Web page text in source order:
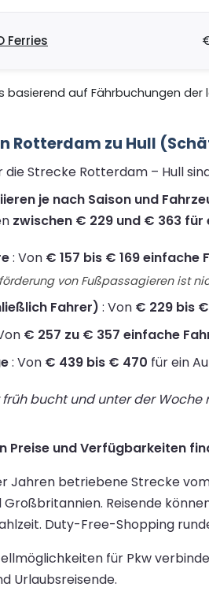
Ferries
basierend auf Fährbuchungen der
Rotterdam zu Hull
die Strecke Rotterdam – Hull
je nach Saison und
zwischen € 229 und € 363 für
: Von € 157 bis € 169 einfache
von Fußpassagieren ist
Fahrer) : Von € 229 bis
€ 257 zu € 357 einfache
: Von € 439 bis € 470 für ein
bucht und unter der Woche
Preise und Verfügbarkeiten
Jahren betriebene Strecke
Großbritannien. Reisende
Duty-Free-Shopping
für Pkw
Urlaubsreisende.